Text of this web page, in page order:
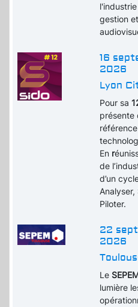
gestion
16
2026
Lyon
Pour sa
présente
En r
de
d’un
Piloter.
22
2026
Le
lumière